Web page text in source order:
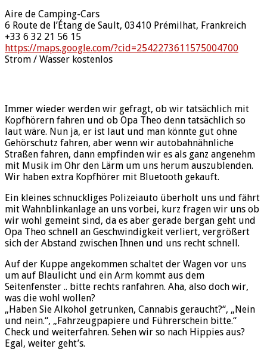
Aire de Camping-Cars
6 Route de l’Étang de Sault, 03410 Prémilhat, Frankreich
+33 6 32 21 56 15
https://maps.google.com/?cid=2542273611575004700
Strom / Wasser kostenlos
Immer wieder werden wir gefragt, ob wir tatsächlich mit
Kopfhörern fahren und ob Opa Theo denn tatsächlich so
laut wäre. Nun ja, er ist laut und man könnte gut ohne
Gehörschutz fahren, aber wenn wir autobahnähnliche
Straßen fahren, dann empfinden wir es als ganz angenehm
mit Musik im Ohr den Lärm um uns herum auszublenden.
Wir haben extra Kopfhörer mit Bluetooth gekauft.
Ein kleines schnuckliges Polizeiauto überholt uns und fährt
mit Wahnblinkanlage an uns vorbei, kurz fragen wir uns ob
wir wohl gemeint sind, da es aber gerade bergan geht und
Opa Theo schnell an Geschwindigkeit verliert, vergrößert
sich der Abstand zwischen Ihnen und uns recht schnell.
Auf der Kuppe angekommen schaltet der Wagen vor uns
um auf Blaulicht und ein Arm kommt aus dem
Seitenfenster .. bitte rechts ranfahren. Aha, also doch wir,
was die wohl wollen?
„Haben Sie Alkohol getrunken, Cannabis geraucht?“, „Nein
und nein.“, „Fahrzeugpapiere und Führerschein bitte.“
Check und weiterfahren. Sehen wir so nach Hippies aus?
Egal, weiter geht’s.